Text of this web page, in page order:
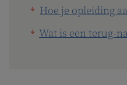
Hoe je opleiding
Wat is een terug-